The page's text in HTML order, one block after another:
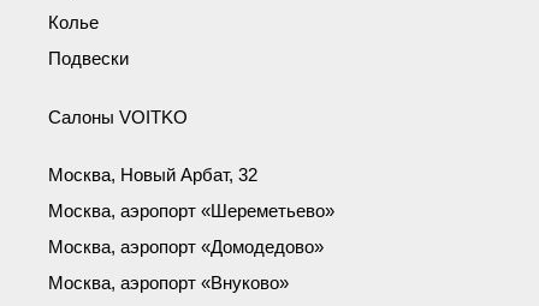
Колье
Подвески
Салоны VOITKO
Москва, Новый Арбат, 32
Москва, аэропорт «Шереметьево»
Москва, аэропорт «Домодедово»
Москва, аэропорт «Внуково»